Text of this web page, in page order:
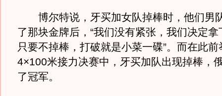
博尔特说，牙买加女队掉棒时，他们男
了那块金牌后，“我们没有紧张，我们决定
只要不掉棒，打破就是小菜一碟”。而在此
4×100米接力决赛中，牙买加队出现掉棒，
了冠军。